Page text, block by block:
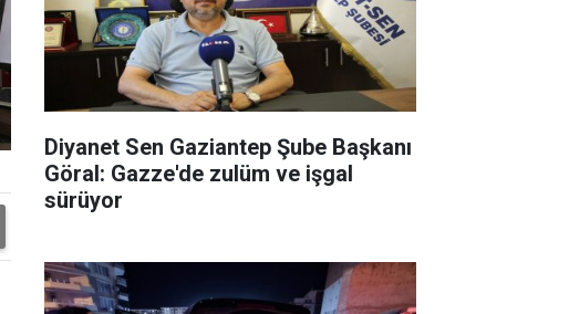
Diyanet Sen Gaziantep Şube Başkanı
Göral: Gazze'de zulüm ve işgal
sürüyor